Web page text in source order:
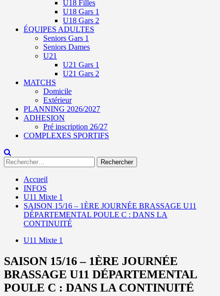
U18 Filles
U18 Gars 1
U18 Gars 2
ÉQUIPES ADULTES
Seniors Gars 1
Seniors Dames
U21
U21 Gars 1
U21 Gars 2
MATCHS
Domicile
Extérieur
PLANNING 2026/2027
ADHESION
Pré inscription 26/27
COMPLEXES SPORTIFS
Rechercher :
Accueil
INFOS
U11 Mixte 1
SAISON 15/16 – 1ÈRE JOURNÉE BRASSAGE U11
DÉPARTEMENTAL POULE C : DANS LA
CONTINUITÉ
U11 Mixte 1
SAISON 15/16 – 1ÈRE JOURNÉE
BRASSAGE U11 DÉPARTEMENTAL
POULE C : DANS LA CONTINUITÉ